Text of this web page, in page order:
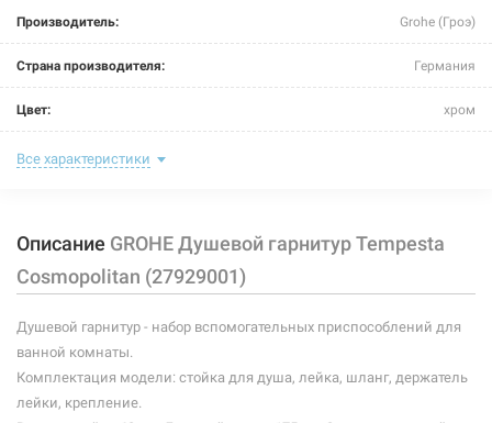
Производитель: Grohe (Гроэ)
Страна производителя: Германия
Цвет: хром
Комплектация:
Покрытие корпусных деталей: хромированное
Все характеристики
Описание GROHE Душевой гарнитур Tempesta
Cosmopolitan (27929001)
Душевой гарнитур - набор вспомогательных приспособлений для
ванной комнаты.
Комплектация модели: стойка для душа, лейка, шланг, держатель
лейки, крепление.